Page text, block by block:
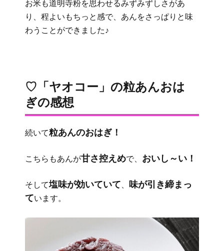
お米も道明寺粉を思わせるみずみずしさがあ
り、程よいもちっと感で、あんをさっぱりと味
わうことができました♪
♡「ヤオコー」の粒あんおは
ぎの感想
続いて粒あんのおはぎ！
こちらもあんが甘さ控えめで、 おいし～い！
そして塩味が効いていて
味が引き締まっ
ています。